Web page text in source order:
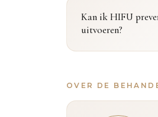
Kan ik HIFU
uitvoeren?
OVER DE